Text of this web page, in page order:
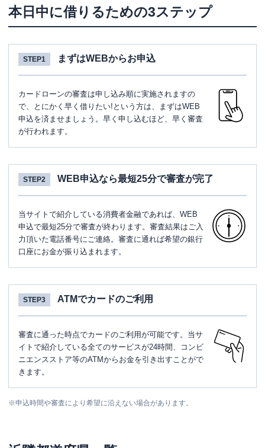
本日中に借りるための3ステップ
STEP1 まずはWEBからお申込
カードローンの審査は申し込み順に実施されますの
で、とにかく早く借りたい!という方は、まずはWEB
申込を済ませましょう。早く申し込むほど、早く審査
が行われます。
STEP2 WEB申込なら最短25分で審査が完了
当サイトで紹介している消費者金融であれば、WEB
申込で最短25分で審査が終わります。審査結果はご入
力頂いた電話番号にご連絡。審査に通れば希望の銀行
口座にお金が振り込まれます。
STEP3 ATMでカードのご利用
審査に通った時点でカードのご利用が可能です。当サ
イトで紹介している全てのサービスが24時間、コンビ
ニエンスストア等のATMからお金を引き出すことがで
きます。
※申込時間や審査により希望に沿えない場合があります。